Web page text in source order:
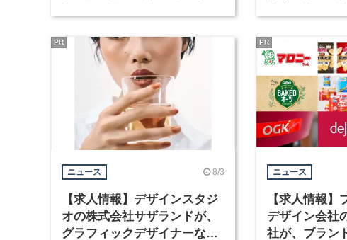
ニュース 8/3
【求人情報】デザインスタジ
オの株式会社サザランドが、
グラフィックデザイナーなど2
PR
ニュース
【求人情報】
デザイン会社
社が、ブラン
PR